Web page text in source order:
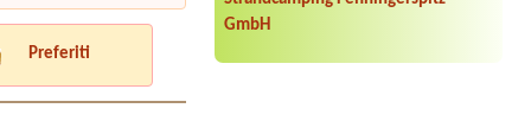
GmbH
Preferiti